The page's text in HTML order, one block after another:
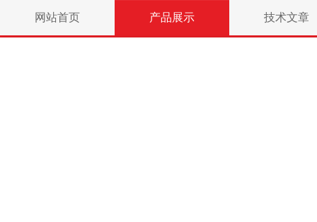
网站首页 产品展示 技术文章